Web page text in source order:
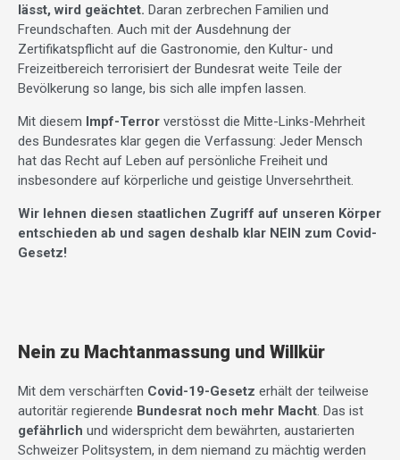
lässt, wird geächtet. Daran zerbrechen Familien und
Freundschaften. Auch mit der Ausdehnung der
Zertifikatspflicht auf die Gastronomie, den Kultur- und
Freizeitbereich terrorisiert der Bundesrat weite Teile der
Bevölkerung so lange, bis sich alle impfen lassen.
Mit diesem Impf-Terror verstösst die Mitte-Links-Mehrheit
des Bundesrates klar gegen die Verfassung: Jeder Mensch
hat das Recht auf Leben auf persönliche Freiheit und
insbesondere auf körperliche und geistige Unversehrtheit.
Wir lehnen diesen staatlichen Zugriff auf unseren Körper
entschieden ab und sagen deshalb klar NEIN zum Covid-
Gesetz!
Nein zu Machtanmassung und Willkür
Mit dem verschärften Covid-19-Gesetz erhält der teilweise
autoritär regierende Bundesrat noch mehr Macht. Das ist
gefährlich und widerspricht dem bewährten, austarierten
Schweizer Politsystem, in dem niemand zu mächtig werden